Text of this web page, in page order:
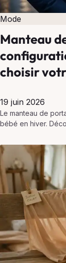
Mode
Manteau
choisir
19 juin 2026
Le manteau de
bébé en hiver.